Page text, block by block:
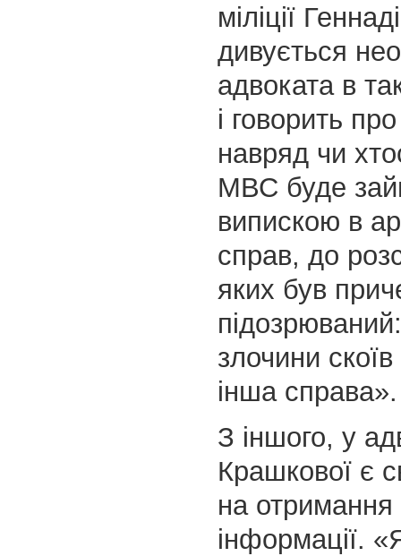
міліції
дивується
адвоката в
і говорить
навряд чи
МВС буде
випискою в
справ, до
яких був
злочини
інша справа».
З іншого, у
Крашкової є
на отримання
інформації.